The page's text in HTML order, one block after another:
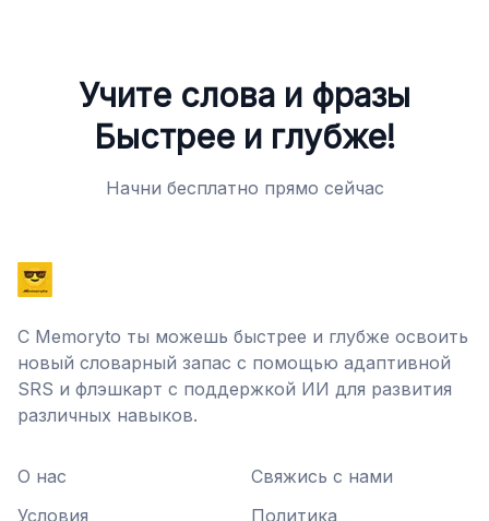
Учите слова и фразы
Быстрее и глубже!
Начни бесплатно прямо сейчас
С Memoryto ты можешь быстрее и глубже освоить
новый словарный запас с помощью адаптивной
SRS и флэшкарт с поддержкой ИИ для развития
различных навыков.
О нас
Свяжись с нами
Условия
Политика